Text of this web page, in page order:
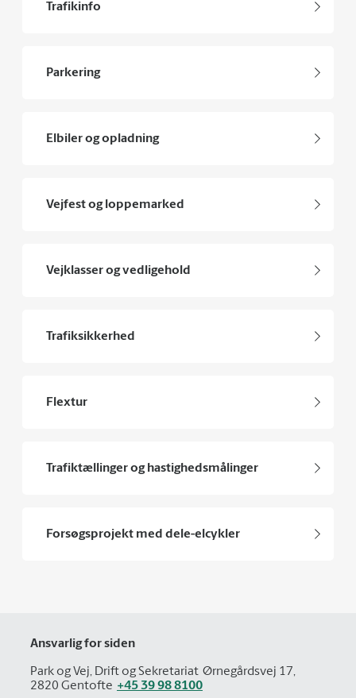
Trafikinfo
Parkering
Elbiler og opladning
Vejfest og loppemarked
Vejklasser og vedligehold
Trafiksikkerhed
Flextur
Trafiktællinger og hastighedsmålinger
Forsøgsprojekt med dele-elcykler
Ansvarlig for siden
Park og Vej, Drift og Sekretariat Ørnegårdsvej 17,
2820 Gentofte +45 39 98 8100